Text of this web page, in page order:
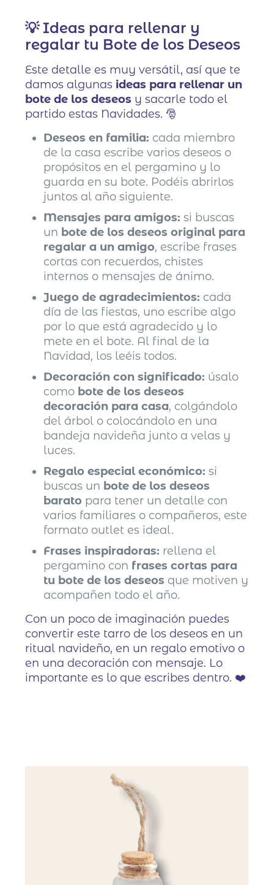
💡 Ideas para rellenar y
regalar tu Bote de los Deseos
Este detalle es muy versátil, así que te
damos algunas ideas para rellenar un
bote de los deseos y sacarle todo el
partido estas Navidades. 🎅
Deseos en familia: cada miembro
de la casa escribe varios deseos o
propósitos en el pergamino y lo
guarda en su bote. Podéis abrirlos
juntos al año siguiente.
Mensajes para amigos: si buscas
un bote de los deseos original para
regalar a un amigo, escribe frases
cortas con recuerdos, chistes
internos o mensajes de ánimo.
Juego de agradecimientos: cada
día de las fiestas, uno escribe algo
por lo que está agradecido y lo
mete en el bote. Al final de la
Navidad, los leéis todos.
Decoración con significado: úsalo
como bote de los deseos
decoración para casa, colgándolo
del árbol o colocándolo en una
bandeja navideña junto a velas y
luces.
Regalo especial económico: si
buscas un bote de los deseos
barato para tener un detalle con
varios familiares o compañeros, este
formato outlet es ideal.
Frases inspiradoras: rellena el
pergamino con frases cortas para
tu bote de los deseos que motiven y
acompañen todo el año.
Con un poco de imaginación puedes
convertir este tarro de los deseos en un
ritual navideño, en un regalo emotivo o
en una decoración con mensaje. Lo
importante es lo que escribes dentro. ❤️